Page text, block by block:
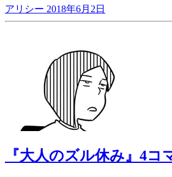
アリシー 2018年6月2日
『大人のズル休み』4コ